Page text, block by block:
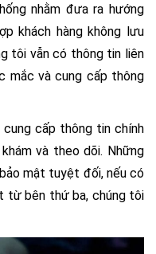
nhằm đưa ra hướng
khách hàng không lưu
tôi vẫn có thông tin liên
mắc và cung cấp thông
cung cấp thông tin chính
và theo dõi. Những
mật tuyệt đối, nếu có
từ bên thứ ba, chúng tôi